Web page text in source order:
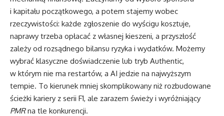
i kapitału początkowego, a potem stajemy wobec
rzeczywistości: każde zgłoszenie do wyścigu kosztuje,
naprawy trzeba opłacać z własnej kieszeni, a przyszłość
zależy od rozsądnego bilansu ryzyka i wydatków. Możemy
wybrać klasyczne doświadczenie lub tryb Authentic,
w którym nie ma restartów, a AI jedzie na najwyższym
tempie. To kierunek mniej skomplikowany niż rozbudowane
ścieżki kariery z serii F1, ale zarazem świeży i wyróżniający
PMRna tle konkurencji.